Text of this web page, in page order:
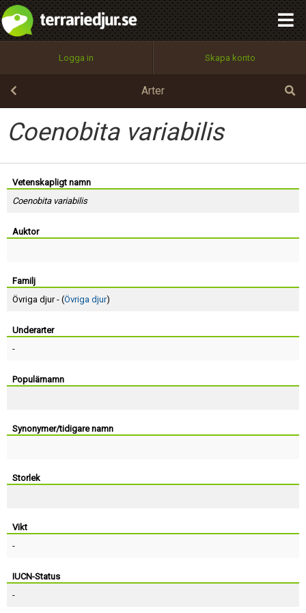
Logga in Skapa konto
Arter
Coenobita variabilis
Vetenskapligt namn
Coenobita variabilis
Auktor
Familj
Övriga djur - (Övriga djur)
Underarter
-
Populärnamn
Synonymer/tidigare namn
Storlek
Vikt
-
IUCN-Status
-
Utför
100%
OK
integritetspolicy
Namn:
Epost:
Lösenord:
Terms of Service
Begär nytt lösenord
Tillbaka till förstasidan